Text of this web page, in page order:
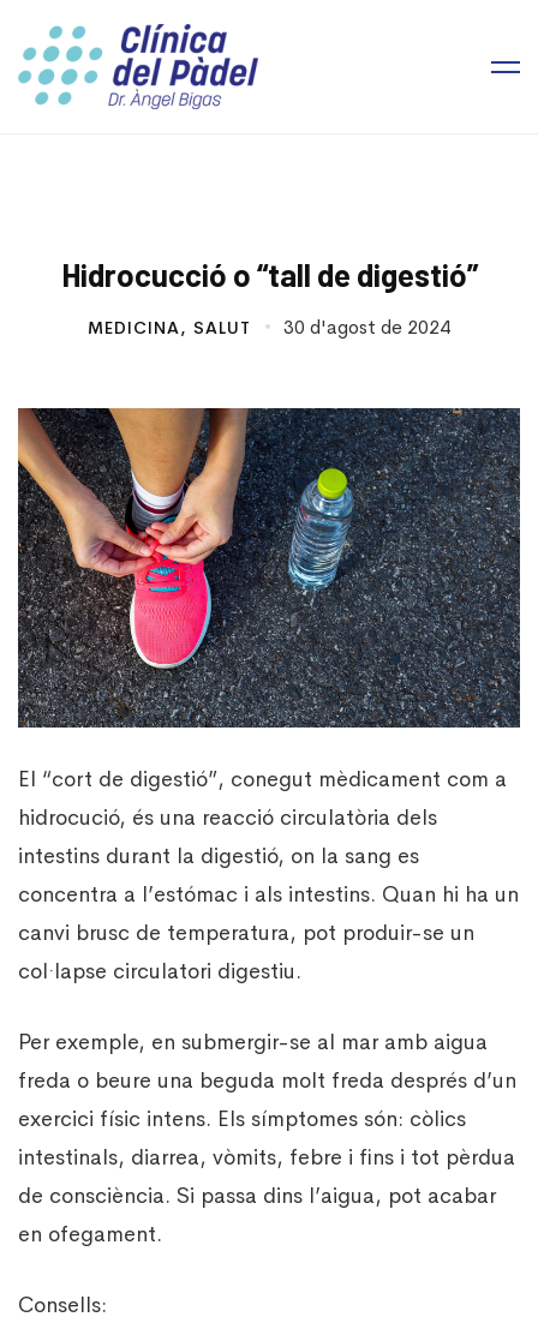
Hidrocucció o “tall de digestió”
MEDICINA, SALUT 30 d'agost de 2024
El “cort de digestió”, conegut mèdicament com a
hidrocució, és una reacció circulatòria dels
intestins durant la digestió, on la sang es
concentra a l’estómac i als intestins. Quan hi ha un
canvi brusc de temperatura, pot produir-se un
col·lapse circulatori digestiu.
Per exemple, en submergir-se al mar amb aigua
freda o beure una beguda molt freda després d’un
exercici físic intens. Els símptomes són: còlics
intestinals, diarrea, vòmits, febre i fins i tot pèrdua
de consciència. Si passa dins l’aigua, pot acabar
en ofegament.
Consells: